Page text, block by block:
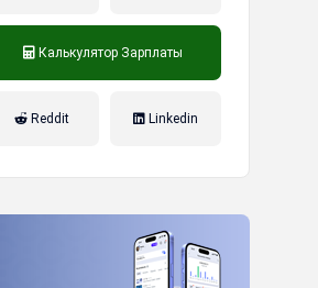
Калькулятор Зарплаты
Reddit Linkedin